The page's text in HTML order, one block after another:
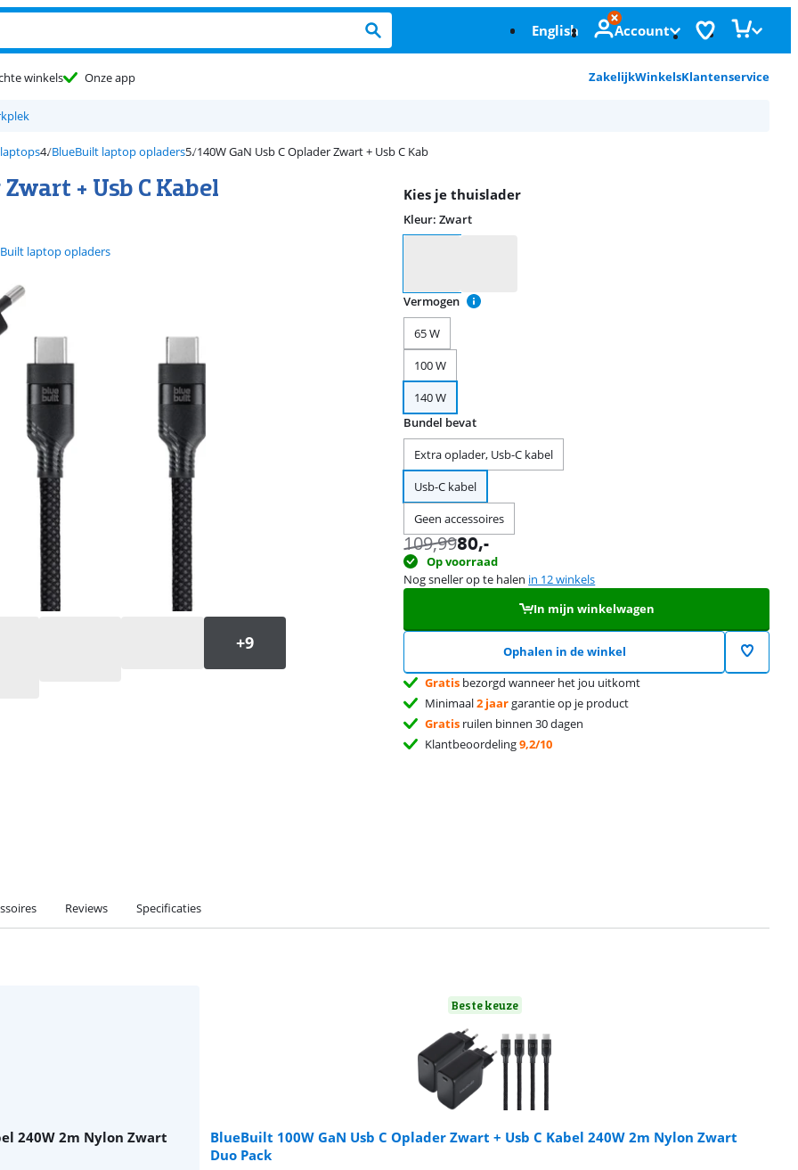
English Account
winkels Onze app ZakelijkWinkelsKlantenservice
BlueBuilt laptop opladers 140W GaN Usb C Oplader Zwart + Usb C Kab
+ Usb C Kabel
laptop opladers
Kies je thuislader
Kleur:Zwart
Vermogen
65 W
100 W
140 W
Bundel bevat
Extra oplader, Usb-C kabel
Usb-C kabel
Geen accessoires
109,9980,-
Op voorraad
Nog sneller op te halen in 12 winkels
In mijn winkelwagen
Ophalen in de winkel
Gratis bezorgd wanneer het jou uitkomt
Minimaal2 jaargarantie op je product
Gratis ruilen binnen 30 dagen
Klantbeoordeling9,2/10
Reviews Specificaties
240W 2m Nylon Zwart
Beste keuze
BlueBuilt 100W GaN Usb C Oplader Zwart + Usb C Kabel 240W 2m Nylon Zwart
Duo Pack